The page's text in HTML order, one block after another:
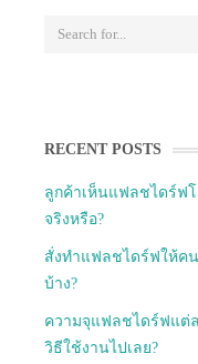
RECENT POSTS
ลูกค้าเห็นแฟลชไดร์ฟ
จริงหรือ?
สั่งทำแฟลชไดร์ฟให้ค
บ้าง?
ความจุแฟลชไดร์ฟแต่
วิธีใช้งานไปเลย?